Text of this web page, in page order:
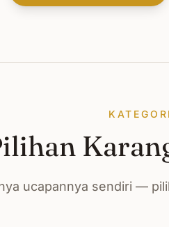
KATEGORI
ucapannya sendiri —